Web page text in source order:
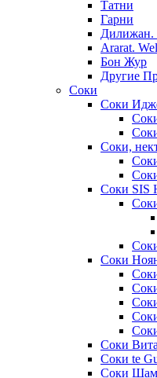
Татни
Гарни
Дилижан.
Ararat.
Бон Жур
Другие
Соки
Соки
Соки,
Соки SIS
Соки
Соки
Соки te
Соки